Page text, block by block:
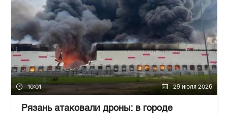
10:01 29 июля 2026
Рязань атаковали дроны: в городе